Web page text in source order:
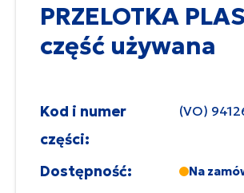
PRZELOTKA
część używana
Kod i numer
części:
(VO)
Dostępność: Na